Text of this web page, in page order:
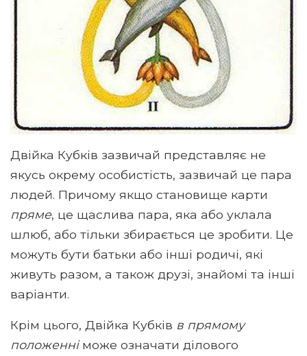
Двійка Кубків зазвичай представляє не
якусь окрему особистість, зазвичай це пара
людей. Причому якщо становище карти
пряме, це щаслива пара, яка або уклала
шлюб, або тільки збирається це зробити. Це
можуть бути батьки або інші родичі, які
живуть разом, а також друзі, знайомі та інші
варіанти.
Крім цього, Двійка Кубків в прямому
положенніможе означати ділового